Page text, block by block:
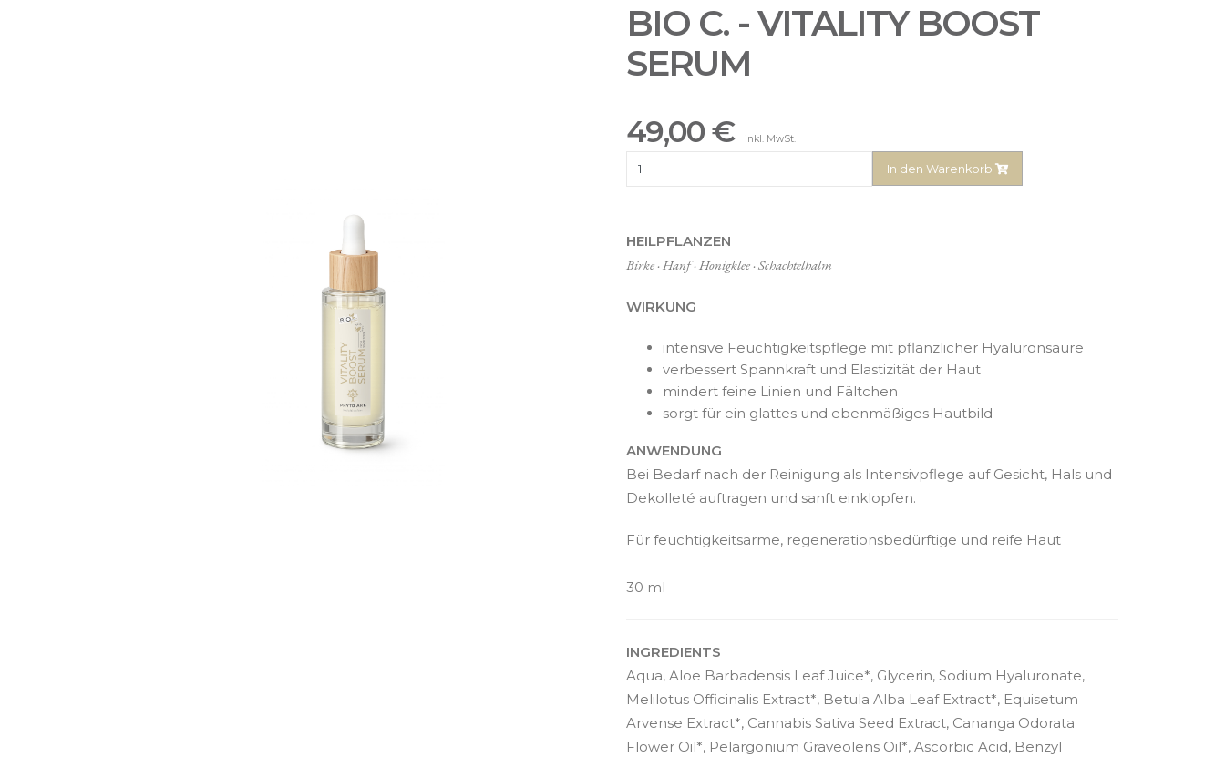
BIO C. - VITALITY BOOST
SERUM
49,00 € inkl. MwSt.
In den Warenkorb
HEILPFLANZEN
Birke · Hanf · Honigklee · Schachtelhalm
WIRKUNG
intensive Feuchtigkeitspflege mit pflanzlicher Hyaluronsäure
verbessert Spannkraft und Elastizität der Haut
mindert feine Linien und Fältchen
sorgt für ein glattes und ebenmäßiges Hautbild
ANWENDUNG
Bei Bedarf nach der Reinigung als Intensivpflege auf Gesicht, Hals und
Dekolleté auftragen und sanft einklopfen.
Für feuchtigkeitsarme, regenerationsbedürftige und reife Haut
30 ml
INGREDIENTS
Aqua, Aloe Barbadensis Leaf Juice*, Glycerin, Sodium Hyaluronate,
Melilotus Officinalis Extract*, Betula Alba Leaf Extract*, Equisetum
Arvense Extract*, Cannabis Sativa Seed Extract, Cananga Odorata
Flower Oil*, Pelargonium Graveolens Oil*, Ascorbic Acid, Benzyl